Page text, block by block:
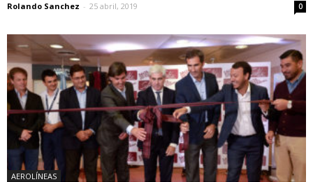
Rolando Sanchez - 25 abril, 2019 0
AEROLÍNEAS